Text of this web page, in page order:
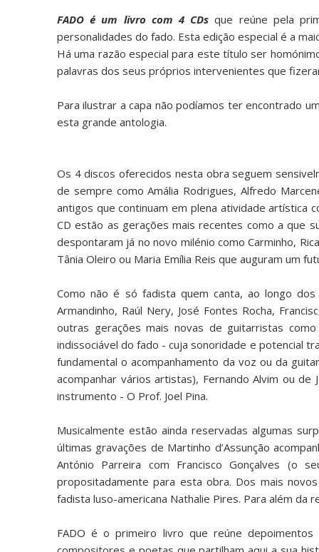
FADO é um livro com 4 CDs que reúne pela
personalidades do fado. Esta edição especial é a
Há uma razão especial para este título ser
palavras dos seus próprios intervenientes que
Para ilustrar a capa não podíamos ter encontrado
esta grande antologia.
Os 4 discos oferecidos nesta obra seguem
de sempre como Amália Rodrigues, Alfredo
antigos que continuam em plena atividade artística
CD estão as gerações mais recentes como a que
despontaram já no novo milénio como Carminho,
Tânia Oleiro ou Maria Emília Reis que auguram um
Como não é só fadista quem canta, ao longo
Armandinho, Raúl Nery, José Fontes Rocha,
outras gerações mais novas de guitarristas
indissociável do fado - cuja sonoridade e potencial
fundamental o acompanhamento da voz ou da
acompanhar vários artistas), Fernando Alvim ou
instrumento - O Prof. Joel Pina.
Musicalmente estão ainda reservadas algumas
últimas gravações de Martinho d’Assunção
António Parreira com Francisco Gonçalves (o
propositadamente para esta obra. Dos mais
fadista luso-americana Nathalie Pires. Para além da
FADO é o primeiro livro que reúne